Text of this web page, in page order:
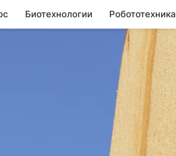
Биотехнологии Робототехника